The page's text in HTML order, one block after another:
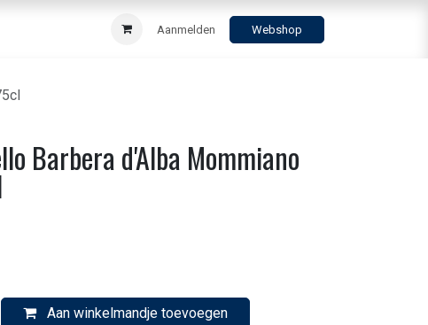
Aanmelden Webshop
Barbera d'Alba Mommiano
Aan winkelmandje toevoegen